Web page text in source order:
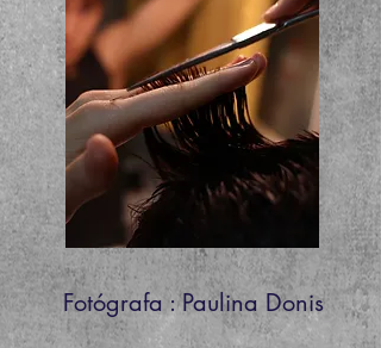
Fotógrafa : Paulina Donis